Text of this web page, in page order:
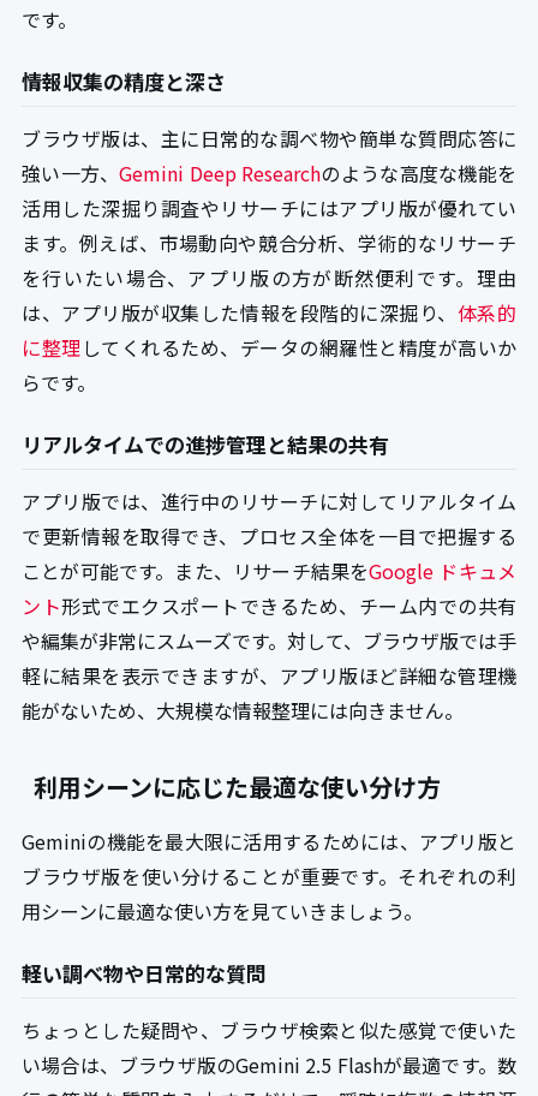
です。
情報収集の精度と深さ
ブラウザ版は、主に日常的な調べ物や簡単な質問応答に
強い一方、Gemini Deep Researchのような高度な機能を
活用した深掘り調査やリサーチにはアプリ版が優れてい
ます。例えば、市場動向や競合分析、学術的なリサーチ
を行いたい場合、アプリ版の方が断然便利です。理由
は、アプリ版が収集した情報を段階的に深掘り、 体系的
に整理してくれるため、データの網羅性と精度が高いか
らです。
リアルタイムでの進捗管理と結果の共有
アプリ版では、進行中のリサーチに対してリアルタイム
で更新情報を取得でき、プロセス全体を一目で把握する
ことが可能です。また、リサーチ結果をGoogle ドキュメ
ント形式でエクスポートできるため、チーム内での共有
や編集が非常にスムーズです。対して、ブラウザ版では手
軽に結果を表示できますが、アプリ版ほど詳細な管理機
能がないため、大規模な情報整理には向きません。
利用シーンに応じた最適な使い分け方
Geminiの機能を最大限に活用するためには、アプリ版と
ブラウザ版を使い分けることが重要です。それぞれの利
用シーンに最適な使い方を見ていきましょう。
軽い調べ物や日常的な質問
ちょっとした疑問や、ブラウザ検索と似た感覚で使いた
い場合は、ブラウザ版のGemini 2.5 Flashが最適です。数